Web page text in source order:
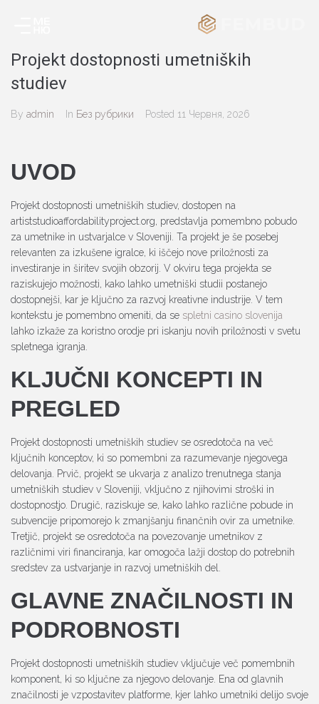
Projekt dostopnosti umetniških
studiev
By admin In Без рубрики Posted 11 Червня, 2026
UVOD
Projekt dostopnosti umetniških studiev, dostopen na
artiststudioaffordabilityproject.org, predstavlja pomembno pobudo
za umetnike in ustvarjalce v Sloveniji. Ta projekt je še posebej
relevanten za izkušene igralce, ki iščejo nove priložnosti za
investiranje in širitev svojih obzorij. V okviru tega projekta se
raziskujejo možnosti, kako lahko umetniški studii postanejo
dostopnejši, kar je ključno za razvoj kreativne industrije. V tem
kontekstu je pomembno omeniti, da se spletni casino slovenija
lahko izkaže za koristno orodje pri iskanju novih priložnosti v svetu
spletnega igranja.
KLJUČNI KONCEPTI IN
PREGLED
Projekt dostopnosti umetniških studiev se osredotoča na več
ključnih konceptov, ki so pomembni za razumevanje njegovega
delovanja. Prvič, projekt se ukvarja z analizo trenutnega stanja
umetniških studiev v Sloveniji, vključno z njihovimi stroški in
dostopnostjo. Drugič, raziskuje se, kako lahko različne pobude in
subvencije pripomorejo k zmanjšanju finančnih ovir za umetnike.
Tretjič, projekt se osredotoča na povezovanje umetnikov z
različnimi viri financiranja, kar omogoča lažji dostop do potrebnih
sredstev za ustvarjanje in razvoj umetniških del.
GLAVNE ZNAČILNOSTI IN
PODROBNOSTI
Projekt dostopnosti umetniških studiev vključuje več pomembnih
komponent, ki so ključne za njegovo delovanje. Ena od glavnih
značilnosti je vzpostavitev platforme, kjer lahko umetniki delijo svoje